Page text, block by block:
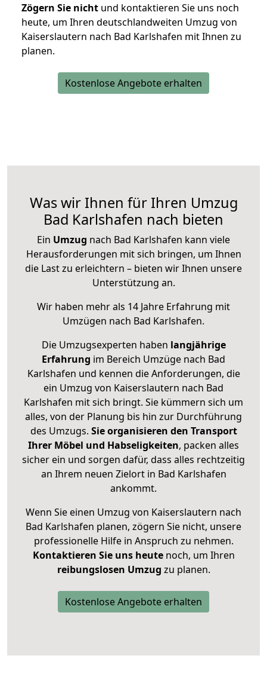
Zögern Sie nicht und kontaktieren Sie uns noch
heute, um Ihren deutschlandweiten Umzug von
Kaiserslautern nach Bad Karlshafen mit Ihnen zu
planen.
Kostenlose Angebote erhalten
Was wir Ihnen für Ihren Umzug
Bad Karlshafen nach bieten
Ein Umzug nach Bad Karlshafen kann viele
Herausforderungen mit sich bringen, um Ihnen
die Last zu erleichtern – bieten wir Ihnen unsere
Unterstützung an.
Wir haben mehr als 14 Jahre Erfahrung mit
Umzügen nach Bad Karlshafen.
Die Umzugsexperten haben langjährige
Erfahrung im Bereich Umzüge nach Bad
Karlshafen und kennen die Anforderungen, die
ein Umzug von Kaiserslautern nach Bad
Karlshafen mit sich bringt. Sie kümmern sich um
alles, von der Planung bis hin zur Durchführung
des Umzugs. Sie organisieren den Transport
Ihrer Möbel und Habseligkeiten, packen alles
sicher ein und sorgen dafür, dass alles rechtzeitig
an Ihrem neuen Zielort in Bad Karlshafen
ankommt.
Wenn Sie einen Umzug von Kaiserslautern nach
Bad Karlshafen planen, zögern Sie nicht, unsere
professionelle Hilfe in Anspruch zu nehmen.
Kontaktieren Sie uns heutenoch, um Ihren
reibungslosen Umzug zu planen.
Kostenlose Angebote erhalten